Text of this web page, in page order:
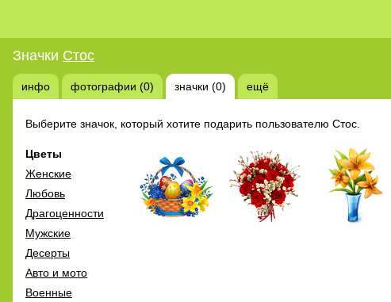
Значки Стос
инфо фотографии (0) значки (0) ещё
Выберите значок, который хотите подарить пользователю Стос.
Цветы
Женские
Любовь
Драгоценности
Мужские
Десерты
Авто и мото
Военные